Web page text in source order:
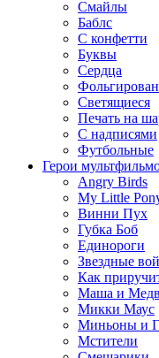
Смайлы
Баблс
С конфетти
Буквы
Сердца
Светящиеся
Печать на
С надписями
Футбольные
Герои
Angry Birds
My Little
Винни Пух
Губка Боб
Единороги
Звездные
Как
Маша и
Микки Маус
Миньоны и
Мстители